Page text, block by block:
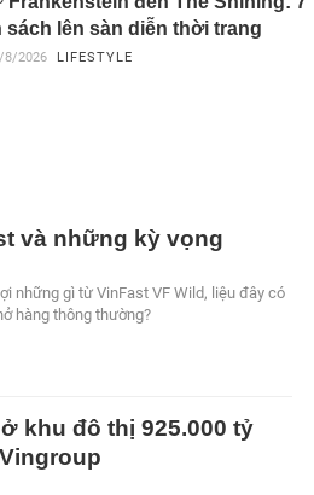
sách lên sàn diễn thời trang
8/2026 LIFESTYLE
và những kỳ vọng
những gì từ VinFast VF Wild, liệu đây có
hàng thông thường?
khu đô thị 925.000 tỷ